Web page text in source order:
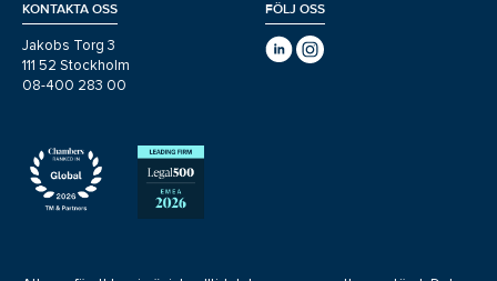
KONTAKTA OSS
Jakobs Torg 3
111 52 Stockholm
08-400 283 00
FÖLJ OSS